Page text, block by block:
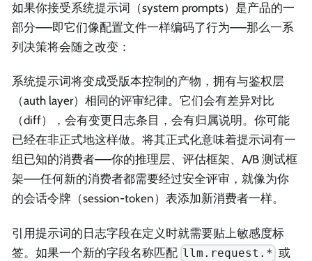
如果你接受系统提示词（system prompts）是产品的一
部分——即它们像配置文件一样编码了行为——那么一系
列决策将会随之改变：
系统提示词将变成受版本控制的产物，拥有与鉴权层
（auth layer）相同的评审纪律。它们会有差异对比
（diff），会有变更日志条目，会有归属说明。你可能
已经在非正式地这样做。将其正式化意味着提示词有一
组已知的消费者——你的推理层、评估框架、A/B 测试框
架——任何新的消费者都需要经过安全评审，就像为你
的会话令牌（session-token）表添加新消费者一样。
引用提示词的日志字段在定义时就需要贴上敏感度标
签。如果一个新的字段名称匹配 llm.request.* 或